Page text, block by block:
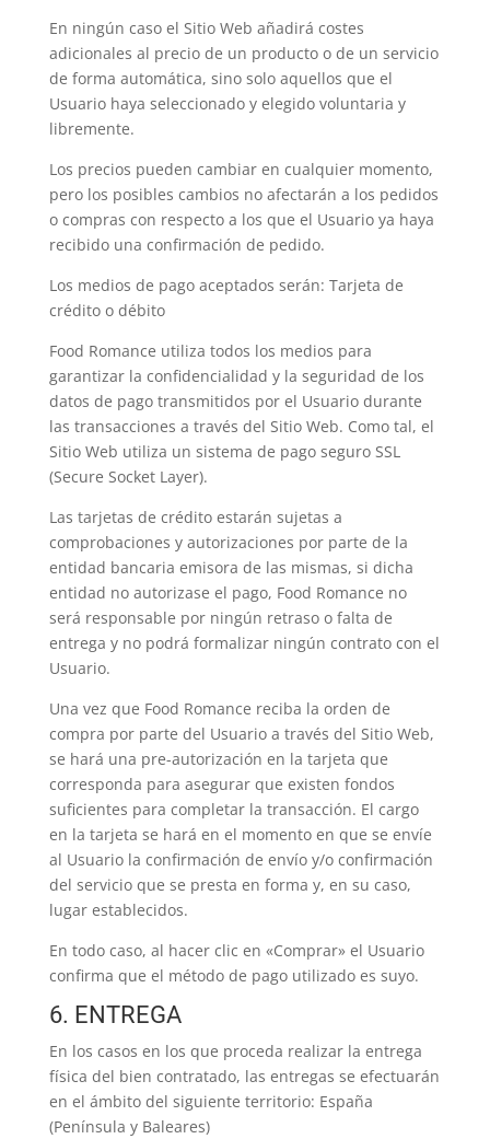
En ningún caso el Sitio Web añadirá costes
adicionales al precio de un producto o de un servicio
de forma automática, sino solo aquellos que el
Usuario haya seleccionado y elegido voluntaria y
libremente.
Los precios pueden cambiar en cualquier momento,
pero los posibles cambios no afectarán a los pedidos
o compras con respecto a los que el Usuario ya haya
recibido una confirmación de pedido.
Los medios de pago aceptados serán: Tarjeta de
crédito o débito
Food Romance utiliza todos los medios para
garantizar la confidencialidad y la seguridad de los
datos de pago transmitidos por el Usuario durante
las transacciones a través del Sitio Web. Como tal, el
Sitio Web utiliza un sistema de pago seguro SSL
(Secure Socket Layer).
Las tarjetas de crédito estarán sujetas a
comprobaciones y autorizaciones por parte de la
entidad bancaria emisora de las mismas, si dicha
entidad no autorizase el pago, Food Romance no
será responsable por ningún retraso o falta de
entrega y no podrá formalizar ningún contrato con el
Usuario.
Una vez que Food Romance reciba la orden de
compra por parte del Usuario a través del Sitio Web,
se hará una pre-autorización en la tarjeta que
corresponda para asegurar que existen fondos
suficientes para completar la transacción. El cargo
en la tarjeta se hará en el momento en que se envíe
al Usuario la confirmación de envío y/o confirmación
del servicio que se presta en forma y, en su caso,
lugar establecidos.
En todo caso, al hacer clic en «Comprar» el Usuario
confirma que el método de pago utilizado es suyo.
6. ENTREGA
En los casos en los que proceda realizar la entrega
física del bien contratado, las entregas se efectuarán
en el ámbito del siguiente territorio: España
(Península y Baleares)